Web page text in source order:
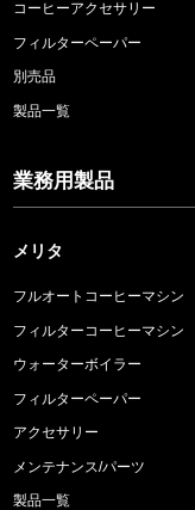
コーヒーアクセサリー
フィルターペーパー
別売品
製品一覧
業務用製品
メリタ
フルオートコーヒーマシン
フィルターコーヒーマシン
ウォーターボイラー
フィルターペーパー
アクセサリー
メンテナンス/パーツ
製品一覧